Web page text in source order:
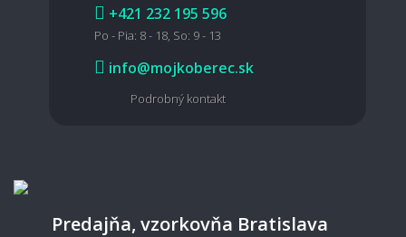
Ako sa metrážny koberec čistí a udržiava?
Ako vyčistiť škvrny z metrážneho koberca?
+421 232 195 596
Po - Pia: 8 - 18, So: 9 - 13
info@mojkoberec.sk
Podrobný kontakt
Predajňa, vzorkovňa Bratislava